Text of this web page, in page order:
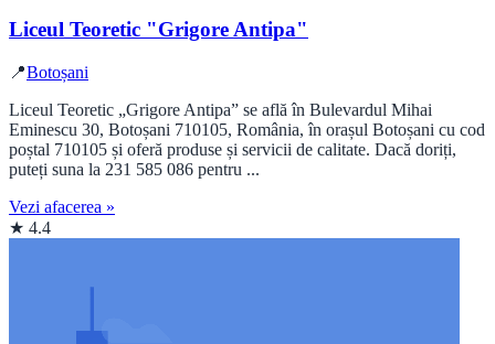
Liceul Teoretic "Grigore Antipa"
📍Botoșani
Liceul Teoretic „Grigore Antipa” se află în Bulevardul Mihai
Eminescu 30, Botoșani 710105, România, în orașul Botoșani cu cod
poștal 710105 și oferă produse și servicii de calitate. Dacă doriți,
puteți suna la 231 585 086 pentru ...
Vezi afacerea »
★ 4.4